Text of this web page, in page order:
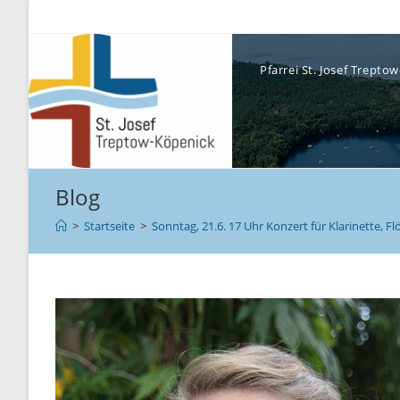
Pfarrei St. Josef
Blog
> Startseite > Sonntag, 21.6. 17 Uhr Konzert für Klarinette,